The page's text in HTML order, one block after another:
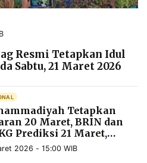
Resmi Tetapkan Idul
Sabtu, 21 Maret 2026
Tetapkan
20 Maret, BRIN dan
Prediksi 21 Maret,
Isbat Jadi Penentu
2026 - 15:00 WIB